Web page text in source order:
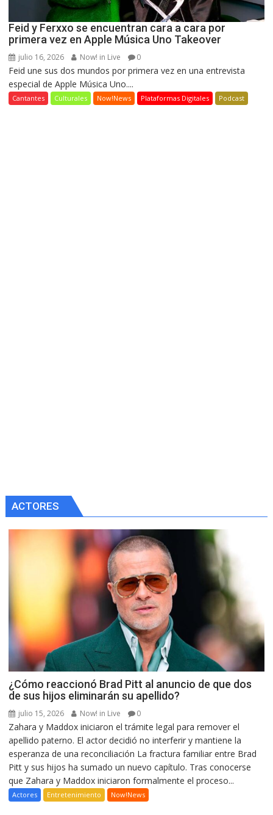
Feid y Ferxxo se encuentran cara a cara por
primera vez en Apple Música Uno Takeover
julio 16, 2026 Now! in Live 0
Feid une sus dos mundos por primera vez en una entrevista
especial de Apple Música Uno....
Cantantes Culturales Now!News Plataformas Digitales Podcast
ACTORES
¿Cómo reaccionó Brad Pitt al anuncio de que dos
de sus hijos eliminarán su apellido?
julio 15, 2026 Now! in Live 0
Zahara y Maddox iniciaron el trámite legal para remover el
apellido paterno. El actor decidió no interferir y mantiene la
esperanza de una reconciliación La fractura familiar entre Brad
Pitt y sus hijos ha sumado un nuevo capítulo. Tras conocerse
que Zahara y Maddox iniciaron formalmente el proceso...
Actores Entretenimiento Now!News